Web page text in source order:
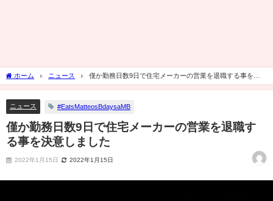
ホーム ニュース
僅か勤務日数9日で住宅メーカーの営業を退職する事を決
意しました
ニュース #EatsMatteosBdaysaMB
僅か勤務日数9日で住宅メーカーの営業を退職す
る事を決意しました
2022年1月15日 2022年1月15日